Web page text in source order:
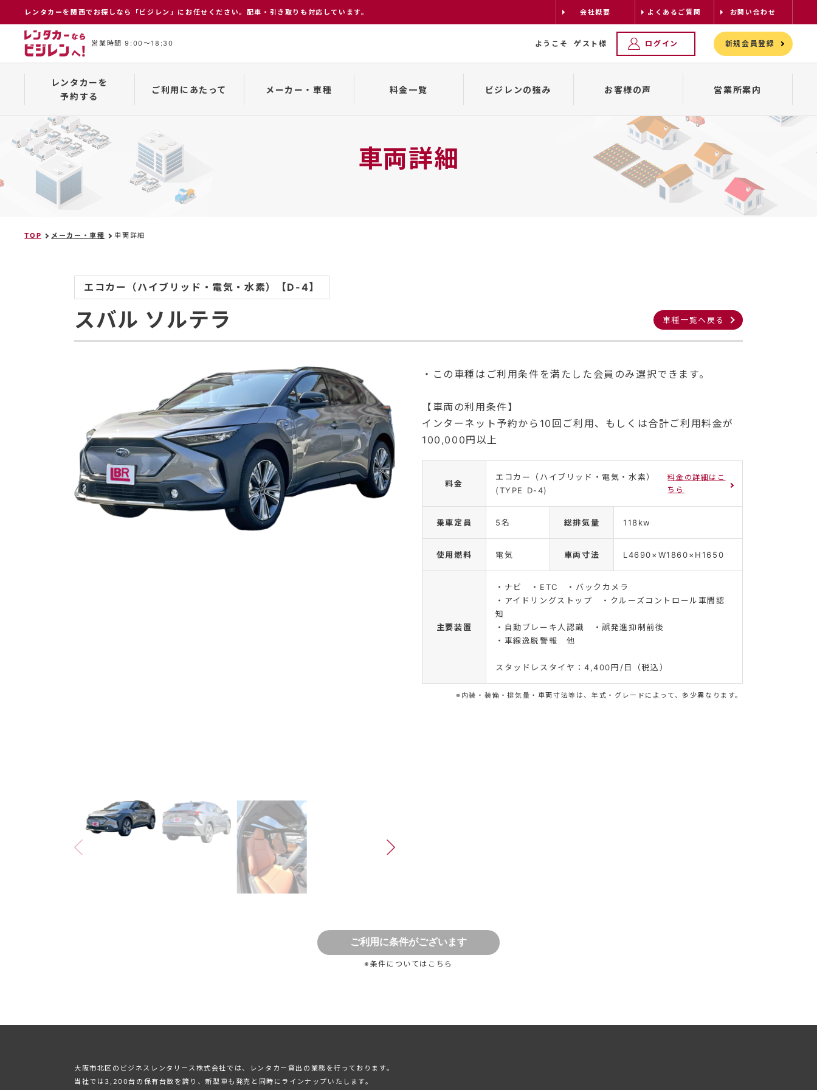
レンタカーを関⻄でお探しなら「ビジレン」にお任せください。配⾞・引き取りも対応しています。 会社概要 よくあるご質問 お問い合わせ
営業時間 9:00〜18:30 ようこそ ゲスト様 ログイン 新規会員登録
レンタカーを
予約する
インターネット予約について レンタカーの配車について
ご利用にあたって
保険補償制度
メーカー・車種
メーカー一覧
料金一覧 ビジレンの強み お客様の声 営業所案内
車両詳細
TOP メーカー・車種 車両詳細
エコカー（ハイブリッド・電気・水素）【D-4】
スバル ソルテラ 車種一覧へ戻る
・この車種はご利用条件を満たした会員のみ選択できます。
【車両の利用条件】
インターネット予約から10回ご利用、もしくは合計ご利用料金が
100,000円以上
料金
エコカー（ハイブリッド・電気・水素）
(TYPE D-4)
料金の詳細はこ
ちら
乗車定員 5名 総排気量 118kw
使用燃料 電気 車両寸法 L4690×W1860×H1650
主要装置
・ナビ ・ETC ・バックカメラ
・アイドリングストップ ・クルーズコントロール車間認
知
・自動ブレーキ人認識 ・誤発進抑制前後
・車線逸脱警報 他
スタッドレスタイヤ：4,400円/日（税込）
※内装・装備・排気量・車両寸法等は、年式・グレードによって、多少異なります。
※条件については こちら
⼤阪市北区のビジネスレンタリース株式会社では、レンタカー貸出の業務を⾏っております。
当社では3,200台の保有台数を誇り、新型⾞も発売と同時にラインナップいたします。